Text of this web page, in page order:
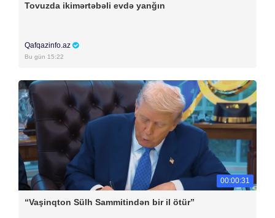
Tovuzda ikimərtəbəli evdə yanğın
Qafqazinfo.az
Bu gün 15:22
00:00:31
“Vaşinqton Sülh Sammitindən bir il ötür”